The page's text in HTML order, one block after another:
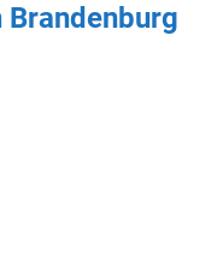
Brandenburg